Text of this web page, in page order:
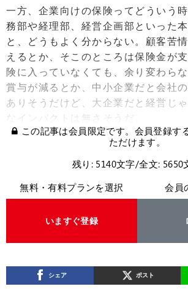
一方、企業向けの保険ってどういう
務部や経理部、経営企画部といった
と、どうもよく分からない。顧客苦
えるとか、そこのところは保険金が
険に入っていなくても、余り変わら
賞与が減るとか、中小企業だと会社
ありそうだけど、大企業だと経営じ
なインパクトは無さそうだ。
この記事は会員限定です。会員登録す
ただけます。
残り: 5140文字/全文: 5650
無料・有料プランを選択
いますぐ登録
会員
シェア ポスト